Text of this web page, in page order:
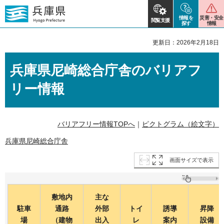
閲覧支援
情報を
探す
災害・安全
情報
更新日：2026年2月18日
兵庫県尼崎総合庁舎のバリアフ
リー情報
バリアフリー情報TOPへ ｜ ピクトグラム（絵文字）
兵庫県尼崎総合庁舎
画面サイズで表示
駐車
場
敷地内
通路
（建物
主な
外部
出入
トイ
レ
誘導
案内
昇降
設備